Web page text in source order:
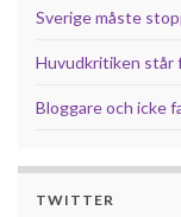
Sverige måste
Huvudkritiken står
Bloggare och icke
TWITTER